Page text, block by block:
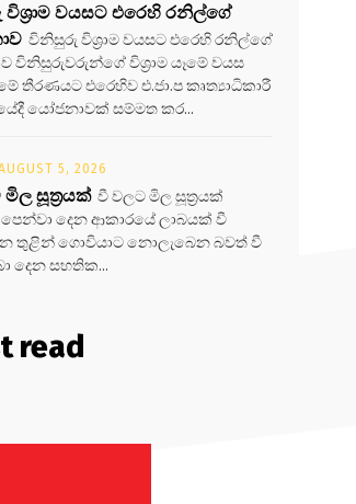
වයසට එරෙහි රනිල්ගේ
විනිසුරු විශ්‍රාම වයසට එරෙහි රනිල්ගේ
විනිසුරුවරුන්ගේ විශ්‍රාම යෑමේ වයස
තීරණයට එරෙහිව එ.ජා.ප කෘත්‍යාධිකාරී
යෝජනාවක් සම්මත කර...
5, 2026
සූත්‍රයක් වී වලට මිල සූත්‍රයක්
දෙන ආකාරයේ ලාබයක් වී
තුළින් ගොවියාට නොලැබෙන බවත් වී
දෙන සහතික...
read